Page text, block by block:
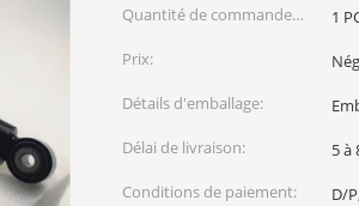
Quantité de commande
min:
1
Prix:
Détails d'emballage:
Délai de livraison:
5 à
Conditions de paiement:
D/